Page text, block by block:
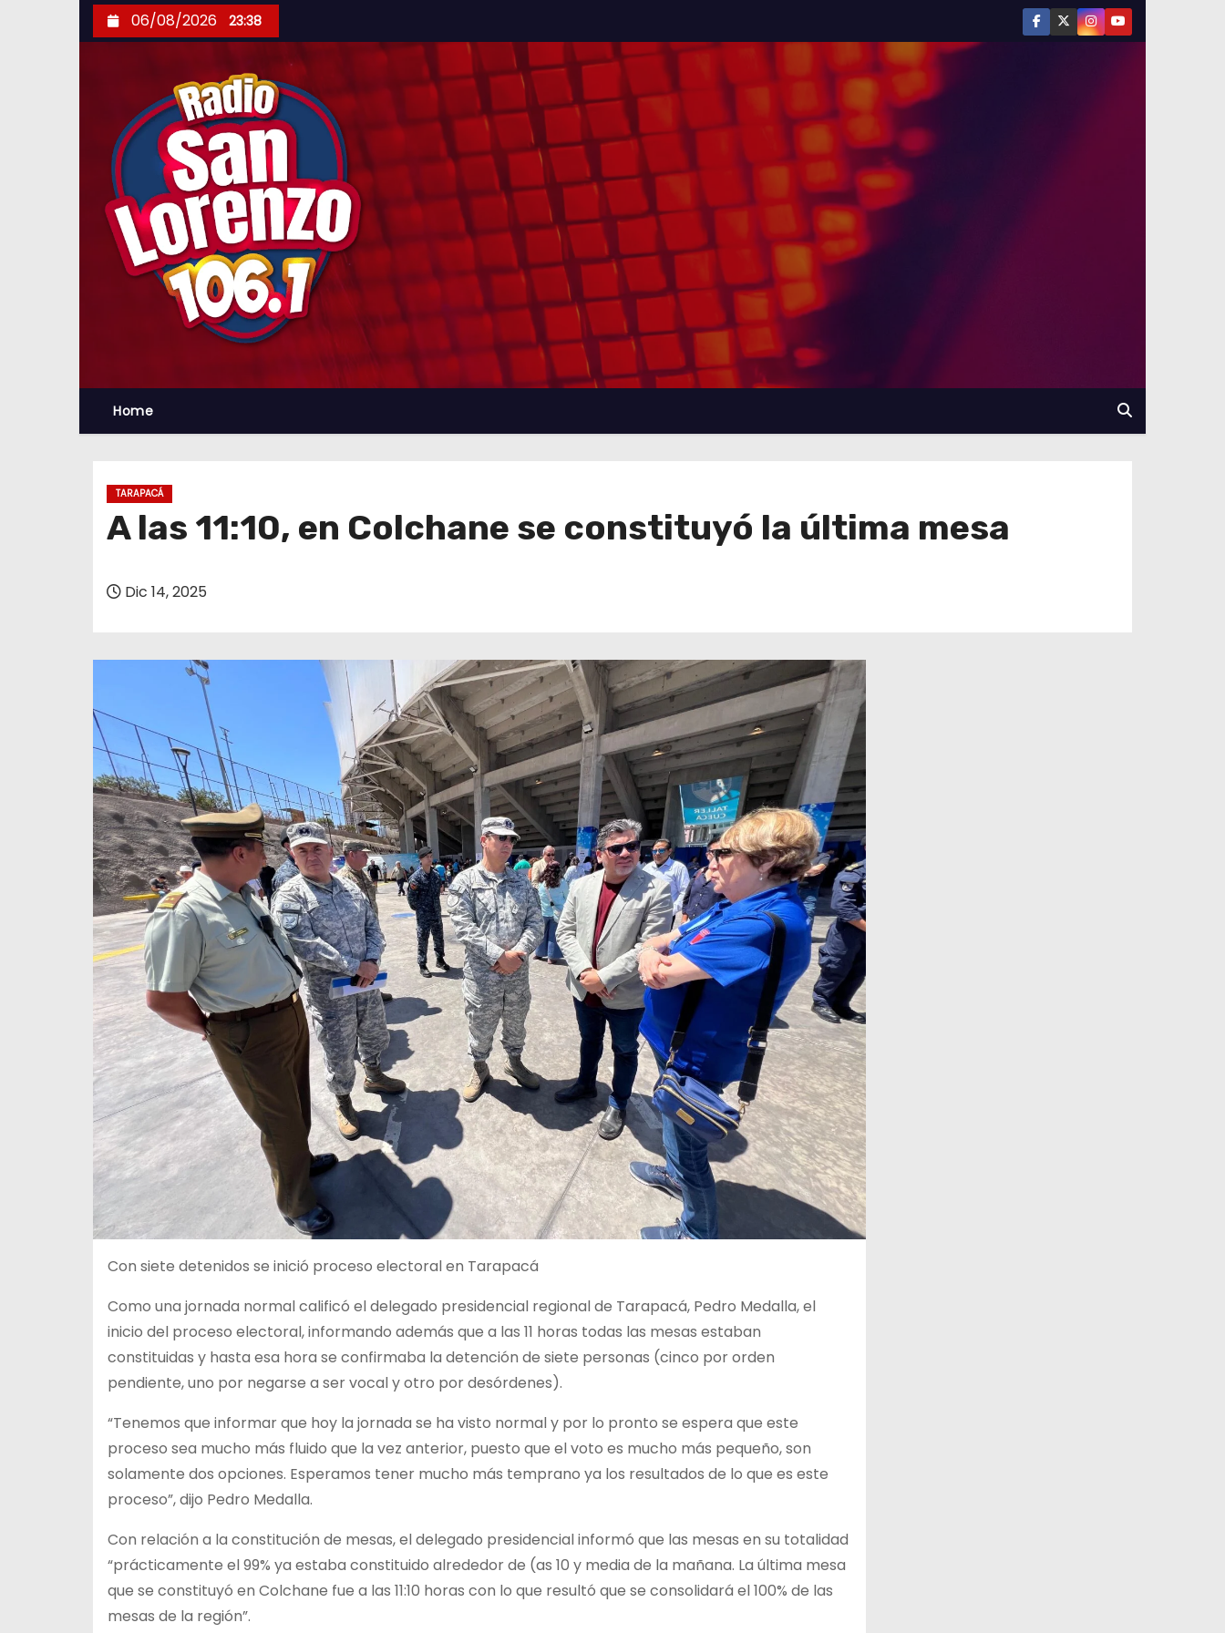
k
06/08/2026 23:38
Home
TARAPACÁ
A las 11:10, en Colchane se constituyó la última mesa
Dic 14, 2025
Con siete detenidos se inició proceso electoral en Tarapacá
Como una jornada normal calificó el delegado presidencial regional de Tarapacá, Pedro Medalla, el
inicio del proceso electoral, informando además que a las 11 horas todas las mesas estaban
constituidas y hasta esa hora se confirmaba la detención de siete personas (cinco por orden
pendiente, uno por negarse a ser vocal y otro por desórdenes).
“Tenemos que informar que hoy la jornada se ha visto normal y por lo pronto se espera que este
proceso sea mucho más fluido que la vez anterior, puesto que el voto es mucho más pequeño, son
solamente dos opciones. Esperamos tener mucho más temprano ya los resultados de lo que es este
proceso”, dijo Pedro Medalla.
Con relación a la constitución de mesas, el delegado presidencial informó que las mesas en su totalidad
“prácticamente el 99% ya estaba constituido alrededor de (as 10 y media de la mañana. La última mesa
que se constituyó en Colchane fue a las 11:10 horas con lo que resultó que se consolidará el 100% de las
mesas de la región”.